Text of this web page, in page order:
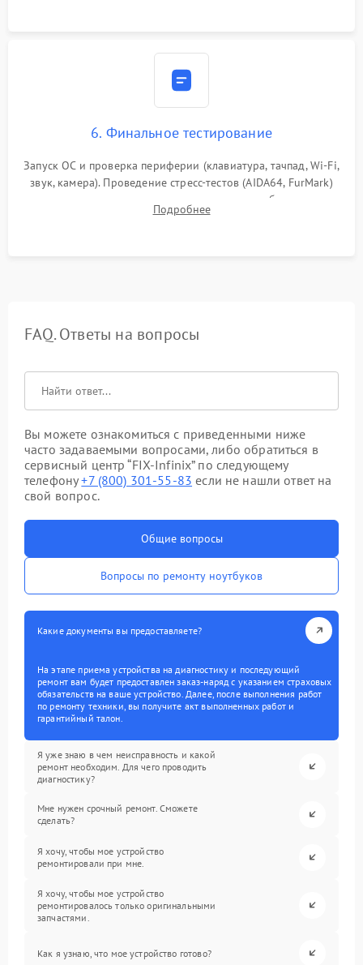
6. Финальное тестирование
Запуск ОС и проверка периферии (клавиатура, тачпад, Wi-Fi,
звук, камера). Проведение стресс-тестов (AIDA64, FurMark)
для контроля температурного режима и стабильности
системы под пиковой нагрузкой.
Подробнее
FAQ. Ответы на вопросы
Вы можете ознакомиться с приведенными ниже
часто задаваемыми вопросами, либо обратиться в
сервисный центр “FIX-Infinix” по следующему
телефону+7 (800) 301-55-83 если не нашли ответ на
свой вопрос.
Общие вопросы
Вопросы по ремонту ноутбуков
Какие документы вы предоставляете?
На этапе приема устройства на диагностику и последующий
ремонт вам будет предоставлен заказ-наряд с указанием страховых
обязательств на ваше устройство. Далее, после выполнения работ
по ремонту техники, вы получите акт выполненных работ и
гарантийный талон.
Я уже знаю в чем неисправность и какой
ремонт необходим. Для чего проводить
диагностику?
Мне нужен срочный ремонт. Сможете
сделать?
Я хочу, чтобы мое устройство
ремонтировали при мне.
Я хочу, чтобы мое устройство
ремонтировалось только оригинальными
запчастями.
Как я узнаю, что мое устройство готово?